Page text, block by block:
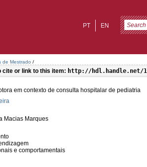
EN
PT
de Mestrado /
cite or link to this item: http://hdl.handle.net/
em contexto de consulta hospitalar de pediatria
Macias Marques
e comportamentais